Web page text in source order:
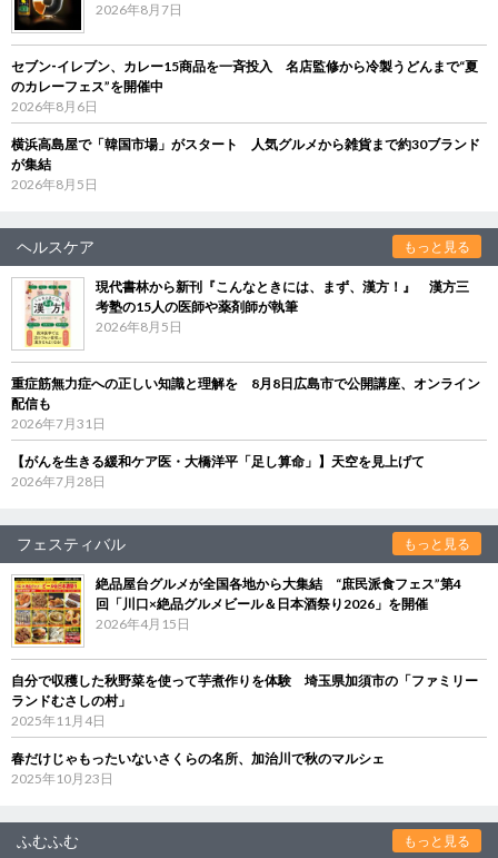
2026年8月7日
セブン‐イレブン、カレー15商品を一斉投入 名店監修から冷製うどんまで“夏
のカレーフェス”を開催中
2026年8月6日
横浜高島屋で「韓国市場」がスタート 人気グルメから雑貨まで約30ブランド
が集結
2026年8月5日
ヘルスケア もっと見る
現代書林から新刊『こんなときには、まず、漢方！』 漢方三
考塾の15人の医師や薬剤師が執筆
2026年8月5日
重症筋無力症への正しい知識と理解を 8月8日広島市で公開講座、オンライン
配信も
2026年7月31日
【がんを生きる緩和ケア医・大橋洋平「足し算命」】天空を見上げて
2026年7月28日
フェスティバル もっと見る
絶品屋台グルメが全国各地から大集結 “庶民派食フェス”第4
回「川口×絶品グルメビール＆日本酒祭り2026」を開催
2026年4月15日
自分で収穫した秋野菜を使って芋煮作りを体験 埼玉県加須市の「ファミリー
ランドむさしの村」
2025年11月4日
春だけじゃもったいないさくらの名所、加治川で秋のマルシェ
2025年10月23日
ふむふむ もっと見る